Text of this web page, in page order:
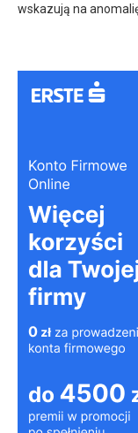
wskazują na